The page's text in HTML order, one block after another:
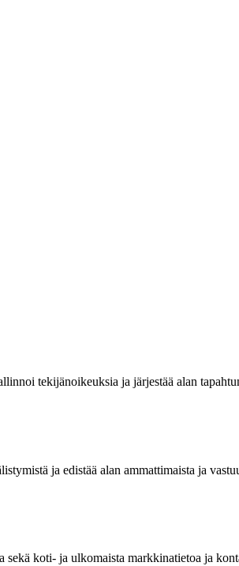
tekijänoikeuksia ja järjestää alan
ja edistää alan ammattimaista ja
koti- ja ulkomaista markkinatietoa ja